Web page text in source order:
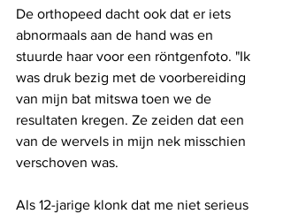
De orthopeed dacht ook dat er iets
abnormaals aan de hand was en
stuurde haar voor een röntgenfoto. "Ik
was druk bezig met de voorbereiding
van mijn bat mitswa toen we de
resultaten kregen. Ze zeiden dat een
van de wervels in mijn nek misschien
verschoven was.
Als 12-jarige klonk dat me niet serieus